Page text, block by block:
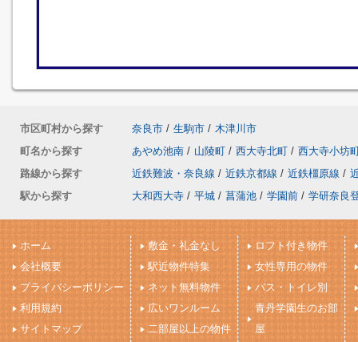
市区町村から探す 奈良市 / 生駒市 / 木津川市
町名から探す
あやめ池南 / 山陵町 / 西大寺北町 / 西大寺小坊
路線から探す
近鉄難波・奈良線 / 近鉄京都線 / 近鉄橿原線 /
駅から探す
大和西大寺 / 平城 / 菖蒲池 / 学園前 / 学研奈良
ホーム
会社概要
プライバシーポリシー
利用規約
サイトマップ
敷金・礼金なし
駅近物件特集
ネット無料物件
広いワンルーム
二部屋以上の物件
ロフト付き物件
女性専用の物件
バス・トイレ別
青丹学園生のお部
屋